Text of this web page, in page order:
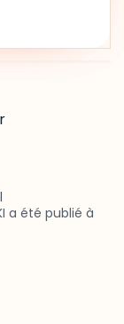
a été publié à